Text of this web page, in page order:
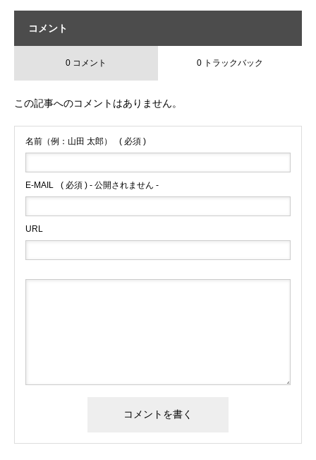
コメント
0 コメント 0 トラックバック
この記事へのコメントはありません。
名前（例：山田 太郎） ( 必須 )
E-MAIL ( 必須 ) - 公開されません -
URL